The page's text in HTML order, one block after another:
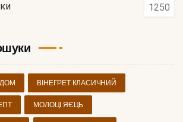
1250
ВІНЕГРЕТ КЛАСИЧНИЙ
МОЛОЦІ ЯЄЦЬ